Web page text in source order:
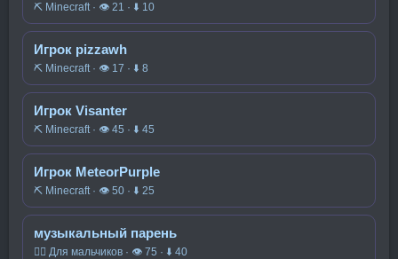
⛏️ Minecraft · 👁 21 · ⬇ 10
Игрок pizzawh
⛏️ Minecraft · 👁 17 · ⬇ 8
Игрок Visanter
⛏️ Minecraft · 👁 45 · ⬇ 45
Игрок MeteorPurple
⛏️ Minecraft · 👁 50 · ⬇ 25
музыкальный парень
🧍‍♂️ Для мальчиков · 👁 75 · ⬇ 40